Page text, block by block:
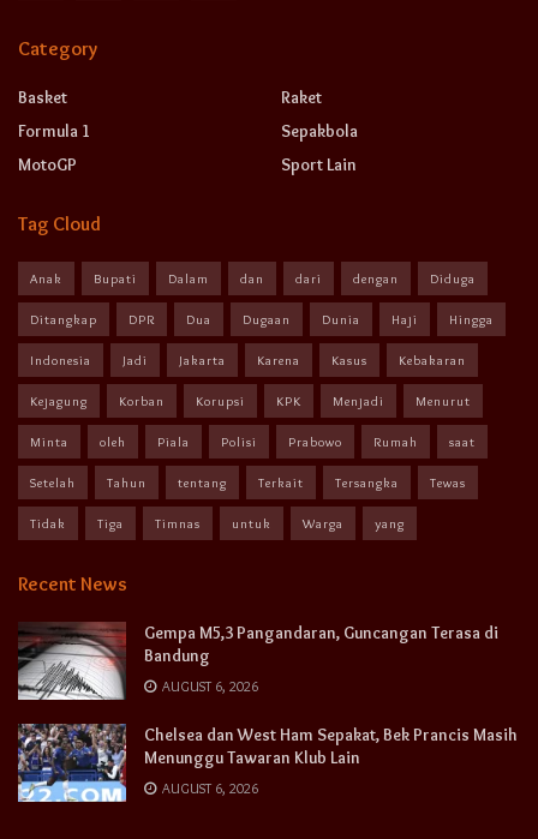
Category
Basket
Formula 1
MotoGP
Raket
Sepakbola
Sport Lain
Tag Cloud
Anak Bupati Dalam dan dari dengan Diduga
Ditangkap DPR Dua Dugaan Dunia Haji Hingga
Indonesia Jadi Jakarta Karena Kasus Kebakaran
Kejagung Korban Korupsi KPK Menjadi Menurut
Minta oleh Piala Polisi Prabowo Rumah saat
Setelah Tahun tentang Terkait Tersangka Tewas
Tidak Tiga Timnas untuk Warga yang
Recent News
Gempa M5,3 Pangandaran, Guncangan Terasa di
Bandung
AUGUST 6, 2026
Chelsea dan West Ham Sepakat, Bek Prancis Masih
Menunggu Tawaran Klub Lain
AUGUST 6, 2026